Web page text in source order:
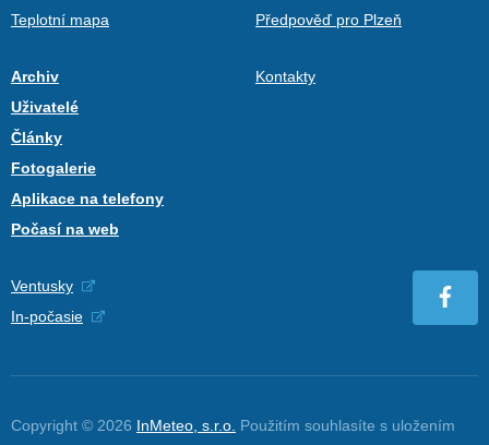
Teplotní mapa
Předpověď pro Plzeň
Archiv
Uživatelé
Články
Fotogalerie
Aplikace na telefony
Počasí na web
Kontakty
Ventusky
In-počasie
Copyright © 2026 InMeteo, s.r.o. Použitím souhlasíte s uložením